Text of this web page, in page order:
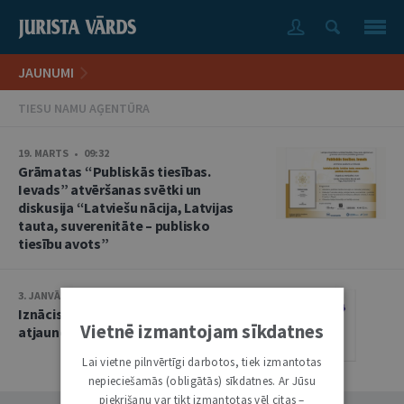
JAUNUMI
TIESU NAMU AĢENTŪRA
19. MARTS • 09:32
Grāmatas “Publiskās tiesības.
Ievads” atvēršanas svētki un
diskusija “Latviešu nācija, Latvijas
tauta, suverenitāte – publisko
tiesību avots”
3. JANVĀRIS • 18:35
Iznācis grāmatas par cilvēktiesībām
atjaunotais izdevums
Vietnē izmantojam sīkdatnes
Lai vietne pilnvērtīgi darbotos, tiek izmantotas
nepieciešamās (obligātās) sīkdatnes. Ar Jūsu
piekrišanu var tikt izmantotas vēl citas –